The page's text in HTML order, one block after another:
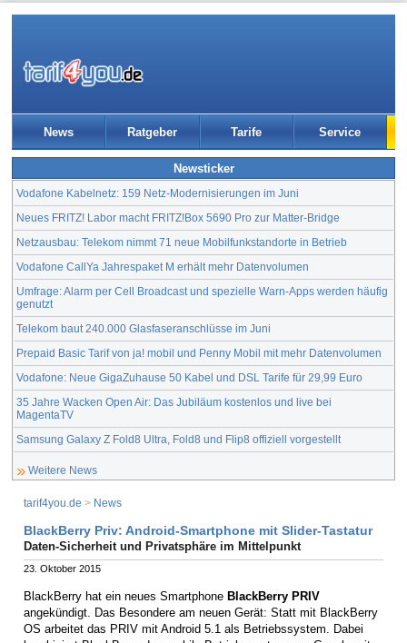
News Ratgeber Tarife Service
Newsticker
Vodafone Kabelnetz: 159 Netz-Modernisierungen im Juni
Neues FRITZ! Labor macht FRITZ!Box 5690 Pro zur Matter-Bridge
Netzausbau: Telekom nimmt 71 neue Mobilfunkstandorte in Betrieb
Vodafone CallYa Jahrespaket M erhält mehr Datenvolumen
Umfrage: Alarm per Cell Broadcast und spezielle Warn-Apps werden häufig
genutzt
Telekom baut 240.000 Glasfaseranschlüsse im Juni
Prepaid Basic Tarif von ja! mobil und Penny Mobil mit mehr Datenvolumen
Vodafone: Neue GigaZuhause 50 Kabel und DSL Tarife für 29,99 Euro
35 Jahre Wacken Open Air: Das Jubiläum kostenlos und live bei
MagentaTV
Samsung Galaxy Z Fold8 Ultra, Fold8 und Flip8 offiziell vorgestellt
Weitere News
tarif4you.de > News
BlackBerry Priv: Android-Smartphone mit Slider-Tastatur
Daten-Sicherheit und Privatsphäre im Mittelpunkt
23. Oktober 2015
BlackBerry hat ein neues Smartphone BlackBerry PRIV
angekündigt. Das Besondere am neuen Gerät: Statt mit BlackBerry
OS arbeitet das PRIV mit Android 5.1 als Betriebssystem. Dabei